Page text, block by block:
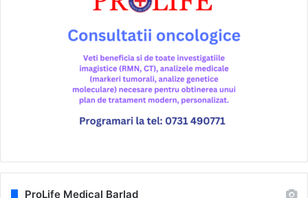
ProLife Medical Barlad